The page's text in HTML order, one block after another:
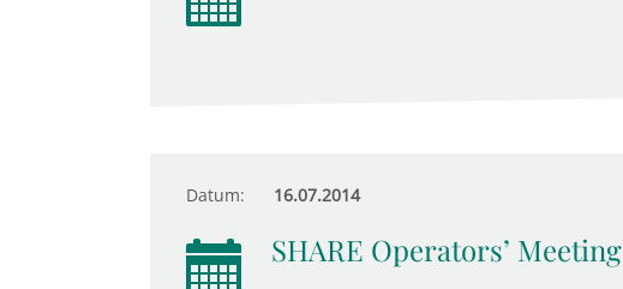
Datum: 16.07.2014
SHARE Operators’ Meeting